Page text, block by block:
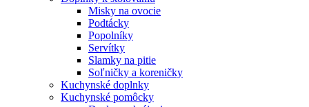
Misky na ovocie
Podtácky
Popolníky
Servítky
Slamky na pitie
Soľničky a koreničky
Kuchynské doplnky
Kuchynské pomôcky